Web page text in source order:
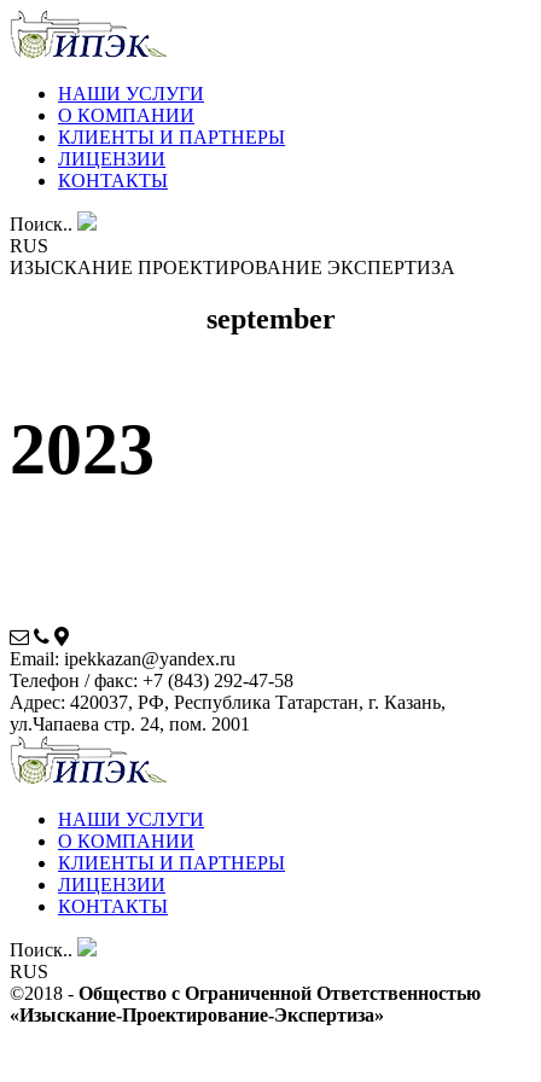
НАШИ УСЛУГИ
О КОМПАНИИ
КЛИЕНТЫ И ПАРТНЕРЫ
ЛИЦЕНЗИИ
КОНТАКТЫ
Поиск..
RUS
ИЗЫСКАНИЕ ПРОЕКТИРОВАНИЕ ЭКСПЕРТИЗА
september
2023
Email: ipekkazan@yandex.ru
Телефон / факс: +7 (843) 292-47-58
Адрес: 420037, РФ, Республика Татарстан, г. Казань,
ул.Чапаева стр. 24, пом. 2001
НАШИ УСЛУГИ
О КОМПАНИИ
КЛИЕНТЫ И ПАРТНЕРЫ
ЛИЦЕНЗИИ
КОНТАКТЫ
Поиск..
RUS
©2018 - Общество с Ограниченной Ответственностью
«Изыскание-Проектирование-Экспертиза»